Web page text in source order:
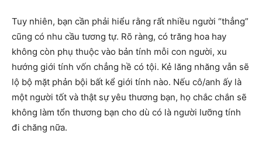
Tuy nhiên, bạn cần phải hiểu rằng rất nhiều người “thẳng”
cũng có nhu cầu tương tự. Rõ ràng, có trăng hoa hay
không còn phụ thuộc vào bản tính mỗi con người, xu
hướng giới tính vốn chẳng hề có tội. Kẻ lăng nhăng vẫn sẽ
lộ bộ mặt phản bội bất kể giới tính nào. Nếu cô/anh ấy là
một người tốt và thật sự yêu thương bạn, họ chắc chắn sẽ
không làm tổn thương bạn cho dù có là người lưỡng tính
đi chăng nữa.